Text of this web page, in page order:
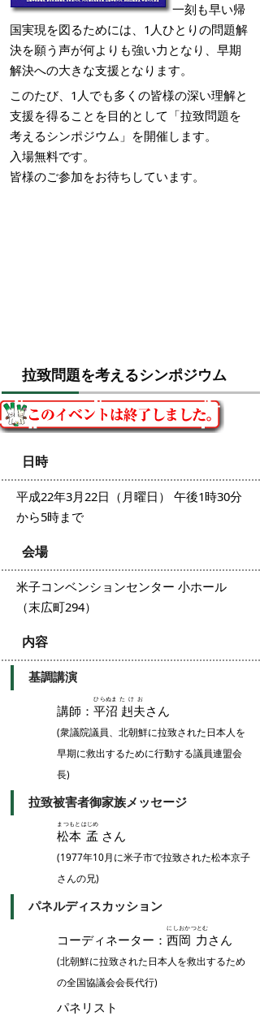
一刻も早い帰
国実現を図るためには、1人ひとりの問題解
決を願う声が何よりも強い力となり、早期
解決への大きな支援となります。
このたび、1人でも多くの皆様の深い理解と
支援を得ることを目的として「拉致問題を
考えるシンポジウム」を開催します。
入場無料です。
皆様のご参加をお待ちしています。
拉致問題を考えるシンポジウム
日時
平成22年3月22日（月曜日） 午後1時30分
から5時まで
会場
米子コンベンションセンター 小ホール
（末広町294）
内容
基調講演
講師： 平沼
ひらぬま
赳夫
たけお
さん
(衆議院議員、北朝鮮に拉致された日本人を
早期に救出するために行動する議員連盟会
長)
拉致被害者御家族メッセージ
松本
まつもと
孟
はじめ
さん
(1977年10月に米子市で拉致された松本京子
さんの兄)
パネルディスカッション
コーディネーター： 西岡
にしおか
力
つとむ
さん
(北朝鮮に拉致された日本人を救出するため
の全国協議会会長代行)
パネリスト